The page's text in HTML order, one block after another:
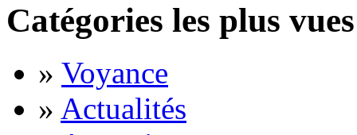
Catégories les plus vues
» Voyance
» Actualités